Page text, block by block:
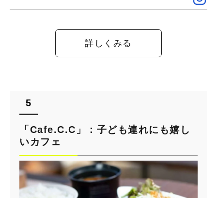
詳しくみる
「Cafe.C.C」：子ども連れにも嬉し
いカフェ